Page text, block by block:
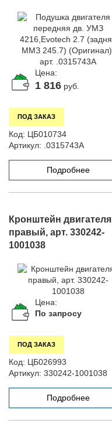
арт. .0315743А
Цена:
1 816 руб.
ПОД ЗАКАЗ
Код: ЦБ010734
Артикул: .0315743А
Подробнее
Кронштейн двигателя
правый, арт. 330242-
1001038
Цена:
По запросу
ПОД ЗАКАЗ
Код: ЦБ026993
Артикул: 330242-1001038
Подробнее